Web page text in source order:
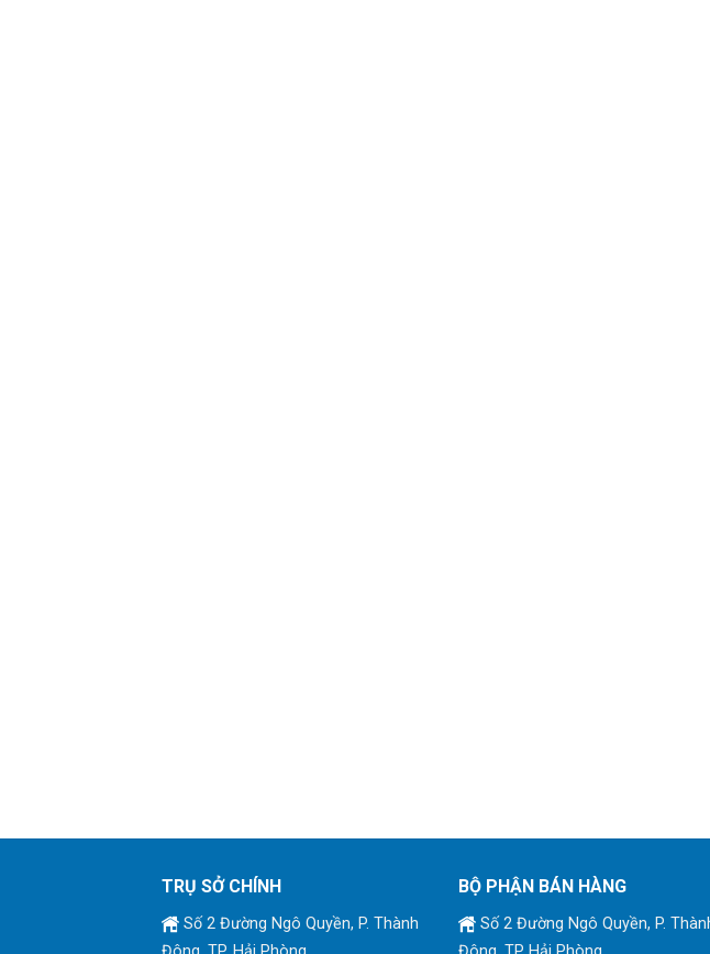
TRỤ SỞ CHÍNH
Số 2 Đường Ngô Quyền, P. Thành
BỘ PHẬN BÁN HÀNG
Số 2 Đường Ngô Quyền, P.